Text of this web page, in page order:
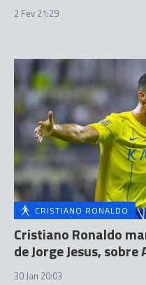
2 Fev 21:29
CRISTIANO RONALDO
Cristiano Ronaldo
de Jorge Jesus, sobre
30 Jan 20:03